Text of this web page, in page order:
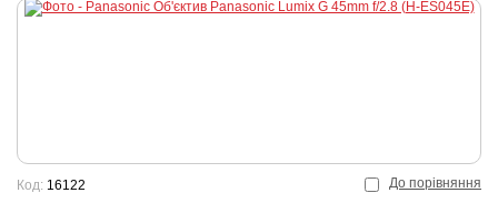
До порівняння
Код: 16122